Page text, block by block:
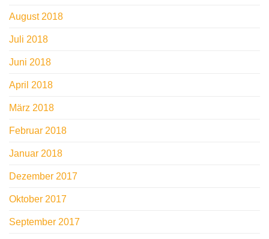
August 2018
Juli 2018
Juni 2018
April 2018
März 2018
Februar 2018
Januar 2018
Dezember 2017
Oktober 2017
September 2017